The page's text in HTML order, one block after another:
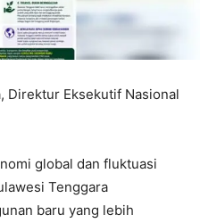
Direktur Eksekutif Nasional
global dan fluktuasi
Tenggara
baru yang lebih